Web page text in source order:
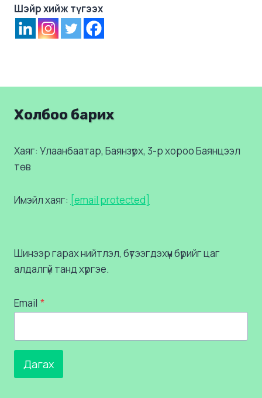
Шэйр хийж түгээх
Холбоо барих
Хаяг: Улаанбаатар, Баянзүрх, 3-р хороо Баянцээл
төв
Имэйл хаяг: [email protected]
Шинээр гарах нийтлэл, бүтээгдэхүүн бүрийг цаг
алдалгүй танд хүргэе.
Email *
Дагах